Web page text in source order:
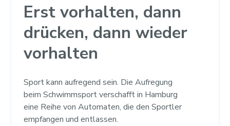
Erst vorhalten, dann
drücken, dann wieder
vorhalten
Sport kann aufregend sein. Die Aufregung
beim Schwimmsport verschafft in Hamburg
eine Reihe von Automaten, die den Sportler
empfangen und entlassen.